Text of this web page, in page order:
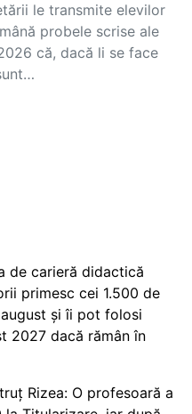
le transmite elevilor
probele scrise ale
că, dacă li se face
de carieră didactică
primesc cei 1.500 de
și îi pot folosi
2027 dacă rămân în
Rizea: O profesoară a